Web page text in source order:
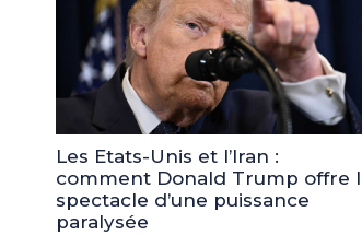
Les Etats-Unis et l’Iran :
comment Donald Trump offre
spectacle d’une puissance
paralysée